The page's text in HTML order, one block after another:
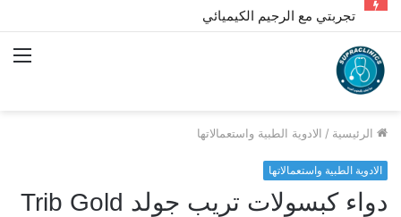
تجربتي مع الرجيم الكيميائي
الرئيسية / الادوية الطبية واستعمالاتها
الادوية الطبية واستعمالاتها
دواء كبسولات تريب جولد Trib Gold